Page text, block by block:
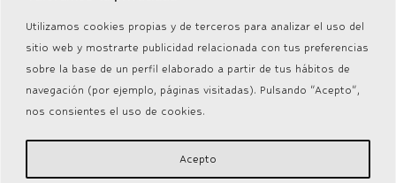
Utilizamos cookies propias y de terceros para analizar el uso del
sitio web y mostrarte publicidad relacionada con tus preferencias
sobre la base de un perfil elaborado a partir de tus hábitos de
navegación (por ejemplo, páginas visitadas). Pulsando "Acepto",
nos consientes el uso de cookies.
Acepto
Previous Next
Villa Lujo Montgo – Denia
849.000 €